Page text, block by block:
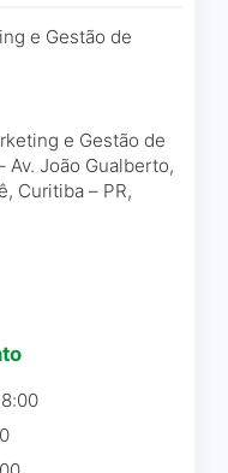
a todas as
da **Grube
presta a
Wichmann ☆ 4/5
do professor
para
alunos é
mais
deixou os
e Gestão de
Av. João Gualberto,
Curitiba – PR,